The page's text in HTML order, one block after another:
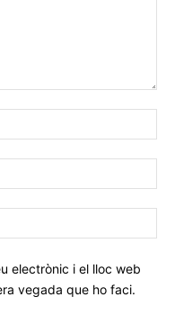
electrònic i el lloc web
vegada que ho faci.